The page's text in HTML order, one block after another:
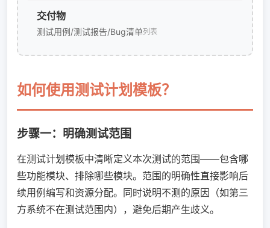
交付物
测试用例/测试报告/Bug清单列表
如何使用测试计划模板？
步骤一：明确测试范围
在测试计划模板中清晰定义本次测试的范围——包含哪
些功能模块、排除哪些模块。范围的明确性直接影响后
续用例编写和资源分配。同时说明不测的原因（如第三
方系统不在测试范围内），避免后期产生歧义。